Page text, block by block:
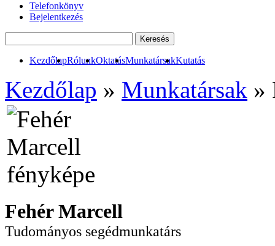
Telefonkönyv
Bejelentkezés
KezdőlapRólunkOktatásMunkatársakKutatás
Kezdőlap » Munkatársak »
Fehér Marcell
Tudományos segédmunkatárs